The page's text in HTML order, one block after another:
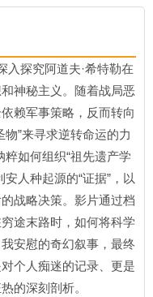
入探究阿道夫·希特勒在
神秘主义。随着战局恶
赖军事策略，反而转向
”来寻求逆转命运的力
如何组织“祖先遗产学
人种起源的“证据”，以
战略决策。影片通过档
途末路时，如何将科学
安慰的奇幻叙事，最终
个人痴迷的记录、更是
的深刻剖析。